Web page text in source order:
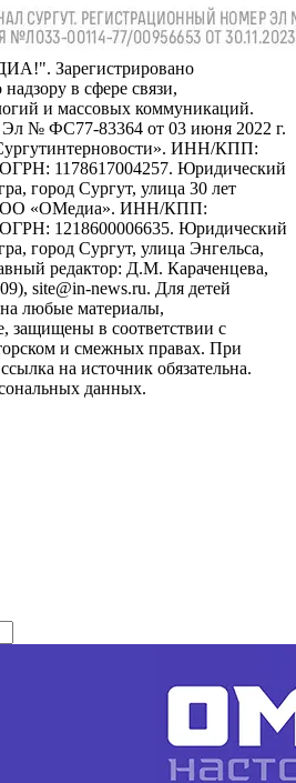
Зарегистрировано
в сфере связи,
и массовых коммуникаций.
№ ФС77-83364 от 03 июня 2022 г.
ИНН/КПП:
1178617004257. Юридический
город Сургут, улица 30 лет
«ОМедиа». ИНН/КПП:
ОГРН: 1218600006635. Юридический
город Сургут, улица Энгельса,
редактор: Д.М. Караченцева,
site@in-news.ru. Для детей
любые материалы,
защищены в соответствии с
и смежных правах. При
на источник обязательна.
данных.